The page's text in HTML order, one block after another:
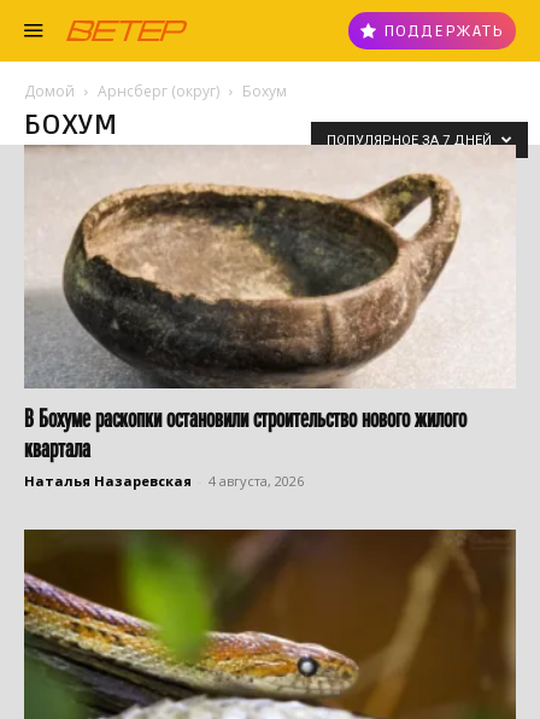
ПОДДЕРЖАТЬ
Домой Арнсберг (округ) Бохум
БОХУМ ПОПУЛЯРНОЕ ЗА 7 ДНЕЙ
В Бохуме раскопки остановили строительство нового жилого
квартала
Наталья Назаревская 4 августа, 2026